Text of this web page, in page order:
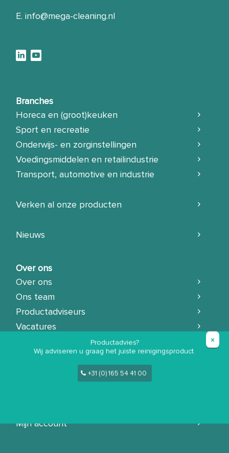
E.info@mega-cleaning.nl
Branches
Horeca en (groot)keuken
Sport en recreatie
Onderwijs- en zorginstellingen
Voedingsmiddelen en retailindustrie
Transport, automotive en industrie
Verken al onze producten
Nieuws
Over ons
Over ons
Ons team
Productadviseurs
Vacatures
Mijn account
Productadvies?
Wij adviseren u graag het juiste reinigingsproduct.
+31 (0) 165 54 41 00